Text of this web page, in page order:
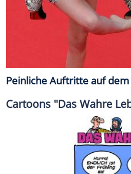
Peinliche Auftritte auf
Cartoons "Das Wahre